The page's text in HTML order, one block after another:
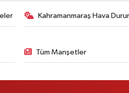
Kahramanmaraş Hava
Tüm Manşetler